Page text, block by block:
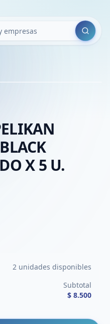
Buscar
X 5 U.
2 unidades disponibles
Subtotal
$ 8.500